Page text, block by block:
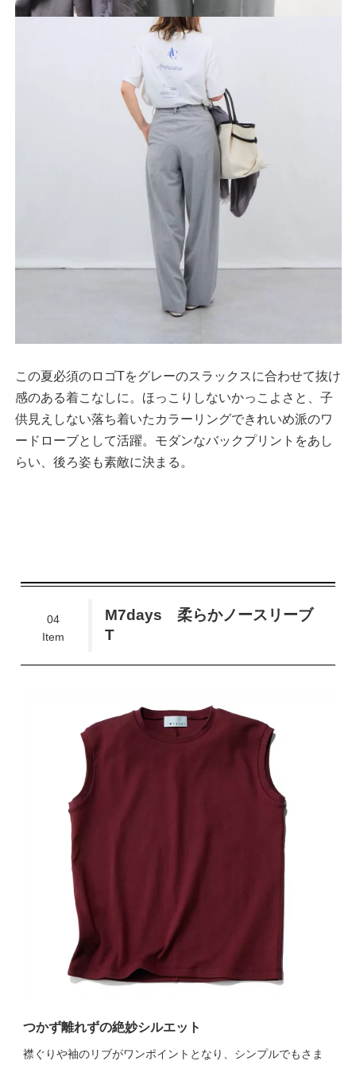
この夏必須のロゴTをグレーのスラックスに合わせて抜け
感のある着こなしに。ほっこりしないかっこよさと、子
供見えしない落ち着いたカラーリングできれいめ派のワ
ードローブとして活躍。モダンなバックプリントをあし
らい、後ろ姿も素敵に決まる。
04
Item
M7days 柔らかノースリーブ
T
つかず離れずの絶妙シルエット
襟ぐりや袖のリブがワンポイントとなり、シンプルでもさま